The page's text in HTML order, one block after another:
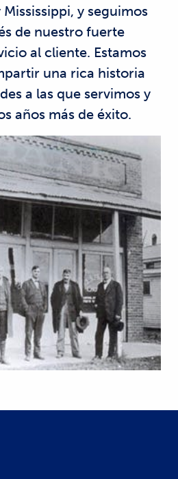
Mississippi, y seguimos
de nuestro fuerte
al cliente. Estamos
una rica historia
a las que servimos y
años más de éxito.